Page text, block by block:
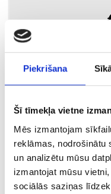
Piekrišana
Šī tīmekļa vietne
Mēs izmantojam
reklāmas, nodrošinātu
un analizētu mūsu
izmantojat mūsu
sociālās saziņas